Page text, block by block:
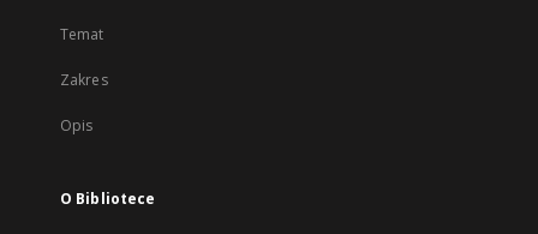
Temat
Zakres
Opis
O Bibliotece